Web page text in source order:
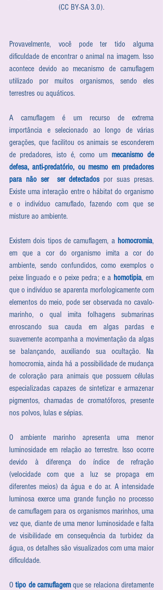
(CC BY-SA 3.0).
Provavelmente, você pode ter tido alguma
dificuldade de encontrar o animal na imagem. Isso
acontece devido ao mecanismo de camuflagem
utilizado por muitos organismos, sendo eles
terrestres ou aquáticos.
A camuflagem é um recurso de extrema
importância e selecionado ao longo de várias
gerações, que facilitou os animais se esconderem
de predadores, isto é, como um mecanismo de
defesa, anti-predatório, ou mesmo em predadores
para não ser  ser detectados por suas presas.
Existe uma interação entre o hábitat do organismo
e o indivíduo camuflado, fazendo com que se
misture ao ambiente.
Existem dois tipos de camuflagem, a homocromia,
em que a cor do organismo imita a cor do
ambiente, sendo confundidos, como exemplos o
peixe linguado e o peixe pedra; e a homotipia, em
que o indivíduo se aparenta morfologicamente com
elementos do meio, pode ser observada no cavalo-
marinho, o qual imita folhagens submarinas
enroscando sua cauda em algas pardas e
suavemente acompanha a movimentação da algas
se balançando, auxiliando sua ocultação. Na
homocromia, ainda há a possibilidade de mudança
de coloração para animais que possuem células
especializadas capazes de sintetizar e armazenar
pigmentos, chamadas de cromatóforos, presente
nos polvos, lulas e sépias.
O ambiente marinho apresenta uma menor
luminosidade em relação ao terrestre. Isso ocorre
devido à diferença do índice de refração
(velocidade com que a luz se propaga em
diferentes meios) da água e do ar. A intensidade
luminosa exerce uma grande função no processo
de camuflagem para os organismos marinhos, uma
vez que, diante de uma menor luminosidade e falta
de visibilidade em consequência da turbidez da
água, os detalhes são visualizados com uma maior
dificuldade.
O tipo de camuflagem que se relaciona diretamente